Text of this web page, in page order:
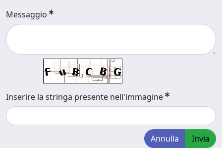
Messaggio
Inserire la stringa presente nell'immagine
Annulla Invia